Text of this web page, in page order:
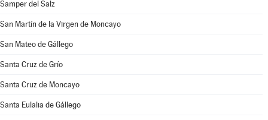
Samper del Salz
San Martín de la Virgen de Moncayo
San Mateo de Gállego
Santa Cruz de Grío
Santa Cruz de Moncayo
Santa Eulalia de Gállego